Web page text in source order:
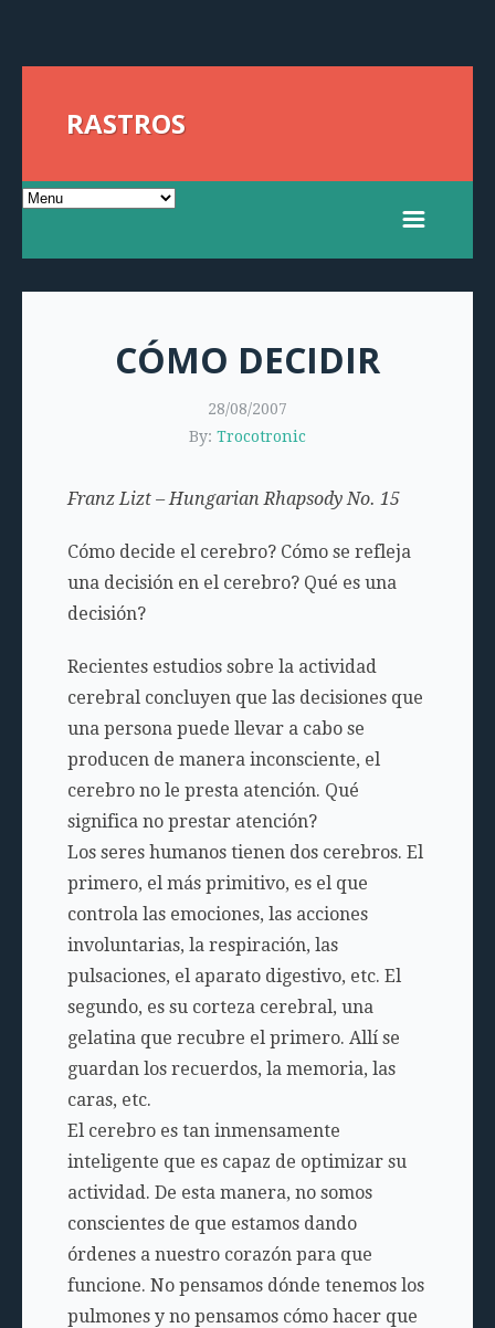
RASTROS
CÓMO DECIDIR
28/08/2007
By: Trocotronic
Franz Lizt – Hungarian Rhapsody No. 15
Cómo decide el cerebro? Cómo se refleja
una decisión en el cerebro? Qué es una
decisión?
Recientes estudios sobre la actividad
cerebral concluyen que las decisiones que
una persona puede llevar a cabo se
producen de manera inconsciente, el
cerebro no le presta atención. Qué
significa no prestar atención?
Los seres humanos tienen dos cerebros. El
primero, el más primitivo, es el que
controla las emociones, las acciones
involuntarias, la respiración, las
pulsaciones, el aparato digestivo, etc. El
segundo, es su corteza cerebral, una
gelatina que recubre el primero. Allí se
guardan los recuerdos, la memoria, las
caras, etc.
El cerebro es tan inmensamente
inteligente que es capaz de optimizar su
actividad. De esta manera, no somos
conscientes de que estamos dando
órdenes a nuestro corazón para que
funcione. No pensamos dónde tenemos los
pulmones y no pensamos cómo hacer que